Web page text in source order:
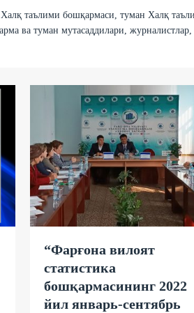
таълими бошқармаси, туман Халқ
ва туман мутасаддилари,
“Фарғона вилоят
статистика
бошқармасининг 2022
йил январь-сентябрь